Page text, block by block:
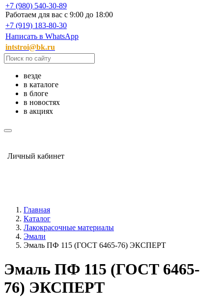
+7 (980) 540-30-89
Работаем для вас с 9:00 до 18:00
+7 (919) 183-80-30
Написать в WhatsApp
intstroi@bk.ru
везде
в каталоге
в блоге
в новостях
в акциях
Личный кабинет
Главная
Каталог
Лакокрасочные материалы
Эмали
Эмаль ПФ 115 (ГОСТ 6465-76) ЭКСПЕРТ
Эмаль ПФ 115 (ГОСТ 6465-
76) ЭКСПЕРТ